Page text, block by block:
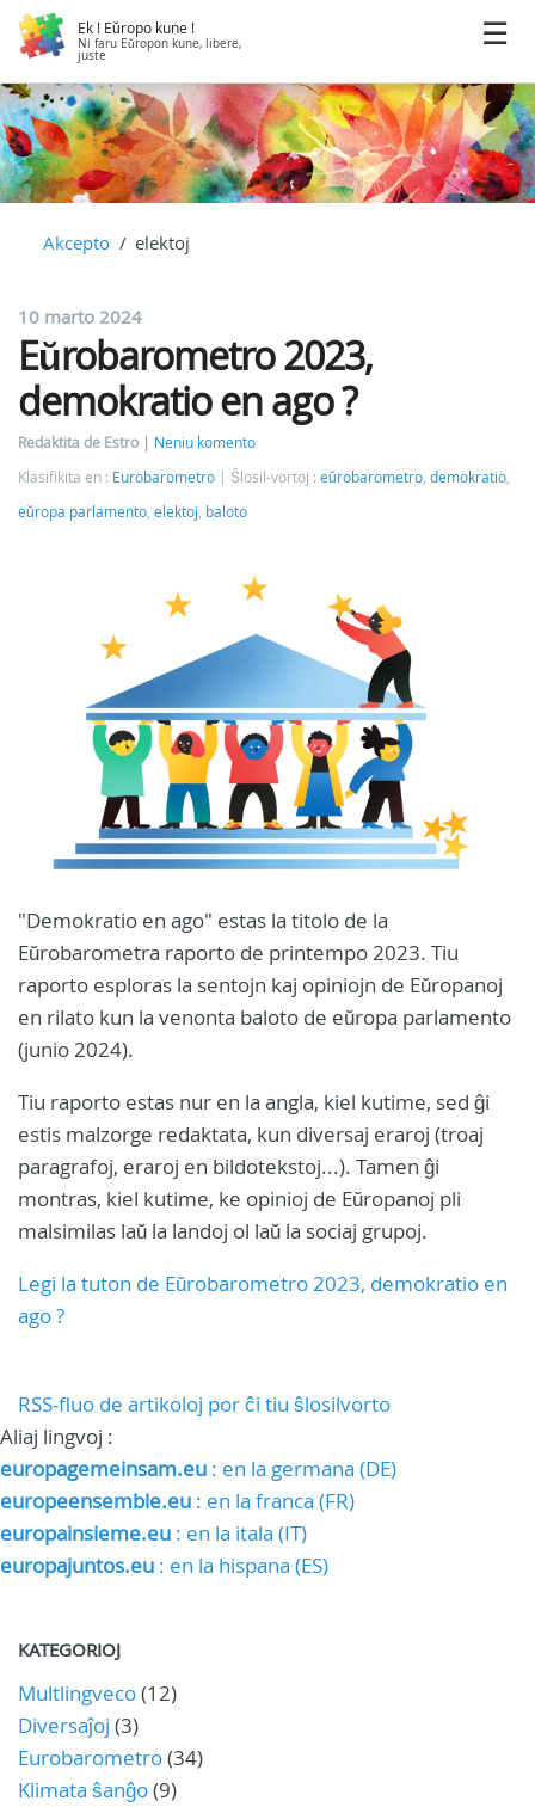
Ek ! Eŭropo kune !
Ni faru Eŭropon kune, libere,
juste
Akcepto elektoj
10 marto 2024
Eŭrobarometro 2023,
demokratio en ago ?
Redaktita de Estro
Neniu komento
Klasifikita en : Eurobarometro Ŝlosil-vortoj : eŭrobarometro demokratio
eŭropa parlamento elektoj baloto
"Demokratio en ago" estas la titolo de la
Eŭrobarometra raporto de printempo 2023. Tiu
raporto esploras la sentojn kaj opiniojn de Eŭropanoj
en rilato kun la venonta baloto de eŭropa parlamento
(junio 2024).
Tiu raporto estas nur en la angla, kiel kutime, sed ĝi
estis malzorge redaktata, kun diversaj eraroj (troaj
paragrafoj, eraroj en bildotekstoj...). Tamen ĝi
montras, kiel kutime, ke opinioj de Eŭropanoj pli
malsimilas laŭ la landoj ol laŭ la sociaj grupoj.
Legi la tuton de Eŭrobarometro 2023, demokratio en
ago ?
RSS-fluo de artikoloj por ĉi tiu ŝlosilvorto
Aliaj lingvoj :
europagemeinsam.eu : en la germana (DE)
europeensemble.eu : en la franca (FR)
europainsieme.eu : en la itala (IT)
europajuntos.eu : en la hispana (ES)
KATEGORIOJ
Multlingveco(12)
Diversaĵoj (3)
Eurobarometro(34)
Klimata ŝanĝo(9)